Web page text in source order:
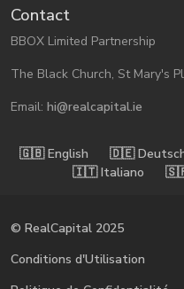
Contact
BBOX Limited Partnership
The Black Church, St Mary's
Email: hi@realcapital.ie
🇬🇧󠁿 English 🇩🇪󠁿
🇮🇹󠁿 Italiano
© RealCapital 2025
Conditions d'Utilisation